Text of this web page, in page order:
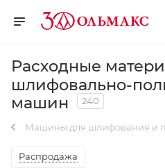
Расходные
шлифовально-
машин
240
Машины для шлифования и
Распродажа